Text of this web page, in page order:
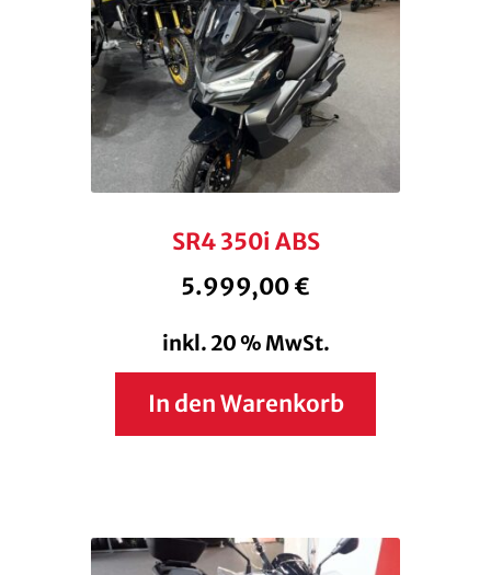
SR4 350i ABS
5.999,00€
inkl. 20 % MwSt.
In den Warenkorb